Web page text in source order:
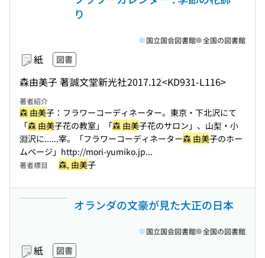
り
紙 図書
森由美子 著誠文堂新光社2017.12<KD931-L116>
国立国会図書館 全国の図書館
著者紹介
森 由美子：フラワーコーディネーター。東京・下北沢にて
「森 由美子花の教室」「森 由美子花のサロン」、山梨・小
淵沢に......宰。「フラワーコーディネーター森 由美子のホー
ムページ」http://mori-yumiko.jp...
著者標目 森, 由美子
オランダの文豪が見た大正の日本
紙 図書
国立国会図書館 全国の図書館